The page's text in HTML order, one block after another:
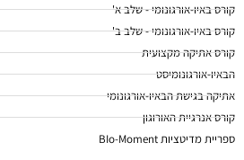
קורס באיו-אורגונומי - שלב א'
קורס באיו-אורגונומי - שלב ב'
קורס אתיקה מקצועית
הבאיו-אורגונומיסט
אתיקה בגישת הבאיו-אורגונומי
קורס אנרגיית האורוגון
ספריית מדיטציות BIo-Moment